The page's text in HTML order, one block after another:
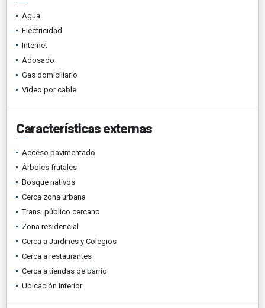
Agua
Electricidad
Internet
Adosado
Gas domiciliario
Video por cable
Características externas
Acceso pavimentado
Árboles frutales
Bosque nativos
Cerca zona urbana
Trans. público cercano
Zona residencial
Cerca a Jardines y Colegios
Cerca a restaurantes
Cerca a tiendas de barrio
Ubicación Interior